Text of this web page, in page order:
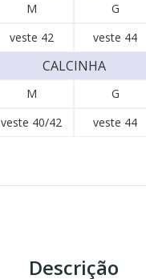
M G
veste 42 veste 44
CALCINHA
M G
veste 40/42 veste 44
Descrição